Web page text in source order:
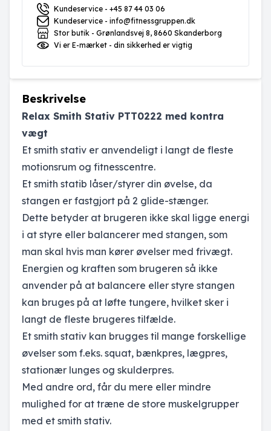
Kundeservice - +45 87 44 03 06
Kundeservice - info@fitnessgruppen.dk
Stor butik - Grønlandsvej 8, 8660 Skanderborg
Vi er E-mærket - din sikkerhed er vigtig
Beskrivelse
Relax Smith Stativ PTT0222 med kontra
vægt
Et smith stativ er anvendeligt i langt de fleste
motionsrum og fitnesscentre.
Et smith statib låser/styrer din øvelse, da
stangen er fastgjort på 2 glide-stænger.
Dette betyder at brugeren ikke skal ligge energi
i at styre eller balancerer med stangen, som
man skal hvis man kører øvelser med frivægt.
Energien og kraften som brugeren så ikke
anvender på at balancere eller styre stangen
kan bruges på at løfte tungere, hvilket sker i
langt de fleste brugeres tilfælde.
Et smith stativ kan brugges til mange forskellige
øvelser som f.eks. squat, bænkpres, lægpres,
stationær lunges og skulderpres.
Med andre ord, får du mere eller mindre
mulighed for at træne de store muskelgrupper
med et smith stativ.